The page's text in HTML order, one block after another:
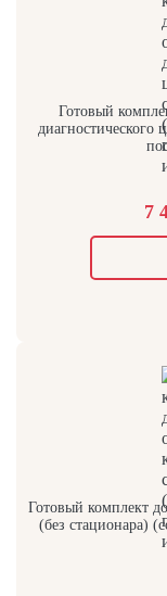
Готовый
диагностического
7
Готовый комплект
(без стационара)